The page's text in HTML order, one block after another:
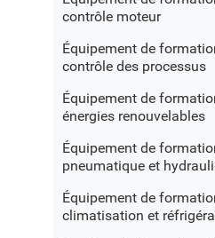
contrôle moteur
Équipement de
contrôle des processus
Équipement de
énergies renouvelables
Équipement de
pneumatique et
Équipement de
climatisation et